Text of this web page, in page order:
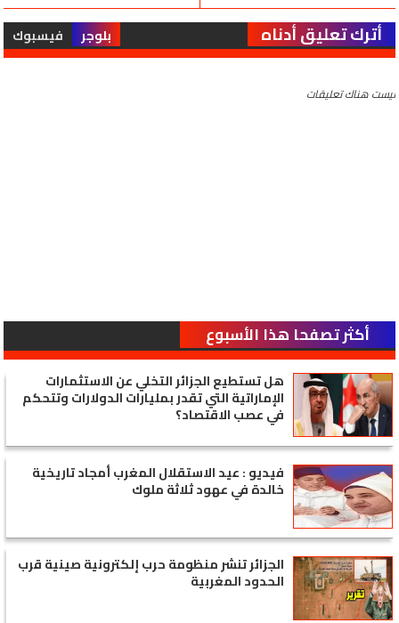
أترك تعليق أدناه بلوجر فيسبوك
ليست هناك تعليقات
أكثر تصفحا هذا الأسبوع
هل تستطيع الجزائر التخلي عن الاستثمارات
الإماراتية التي تقدر بمليارات الدولارات وتتحكم
في عصب الاقتصاد؟
فيديو : عيد الاستقلال المغرب أمجاد تاريخية
خالدة في عهود ثلاثة ملوك
الجزائر تنشر منظومة حرب إلكترونية صينية قرب
الحدود المغربية